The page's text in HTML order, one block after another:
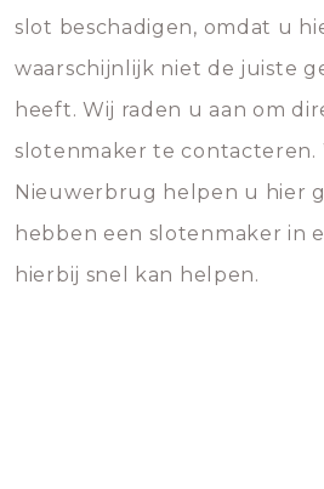
slot beschadigen, omdat u
waarschijnlijk niet de juiste
heeft. Wij raden u aan om
slotenmaker te contacteren.
Nieuwerbrug helpen u hier
hebben een slotenmaker in
hierbij snel kan helpen.